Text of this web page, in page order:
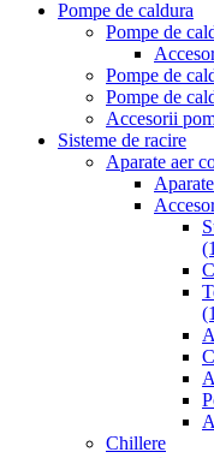
Pompe de caldura
Pompe de
Pompe de
Pompe de
Accesorii
Sisteme de racire
Aparate aer
Chillere